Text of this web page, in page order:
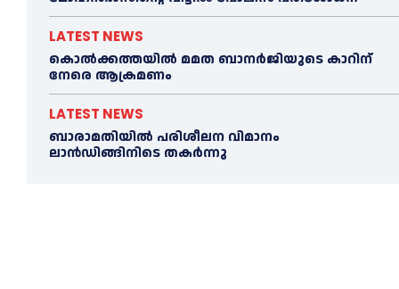
LATEST NEWS
കൊല്‍ക്കത്തയില്‍ മമത ബാനര്‍ജിയുടെ കാറിന്
നേരെ ആക്രമണം
LATEST NEWS
ബാരാമതിയില്‍ പരിശീലന വിമാനം
ലാന്‍ഡിങ്ങിനിടെ തകര്‍ന്നു